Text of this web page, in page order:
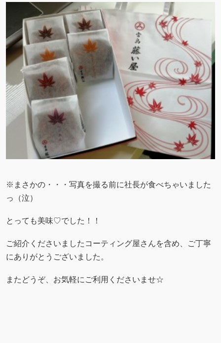
※まさかの・・・写真を撮る前に社長が食べちゃいました
っ（泣）
とっても美味♡でした！！
ご紹介くださいましたコーティング屋さんを含め、ご丁寧
にありがとうございました。
またどうぞ、お気軽にご利用くださいませ☆